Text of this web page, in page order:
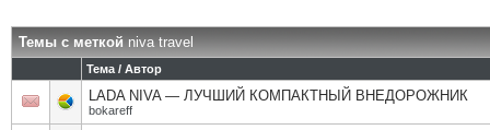
Темы с меткойniva travel
Тема / Автор
LADA NIVA — ЛУЧШИЙ КОМПАКТНЫЙ ВНЕДОРОЖНИК
bokareff